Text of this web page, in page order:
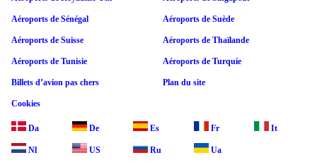
Aéroports de Sénégal Aéroports de Suède
Aéroports de Suisse Aéroports de Thaïlande
Aéroports de Tunisie Aéroports de Turquie
Billets d’avion pas chers Plan du site
Cookies
Da De Es Fr It
Nl US Ru Ua